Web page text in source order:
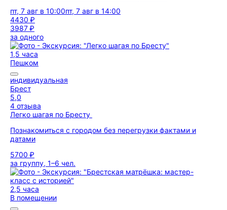
пт, 7 авг в 10:00пт, 7 авг в 14:00
4430 ₽
3987 ₽
за одного
1,5 часа
Пешком
индивидуальная
Брест
5,0
4 отзыва
Легко шагая по Бресту
Познакомиться с городом без перегрузки фактами и
датами
5700 ₽
за группу, 1–6 чел.
2,5 часа
В помещении